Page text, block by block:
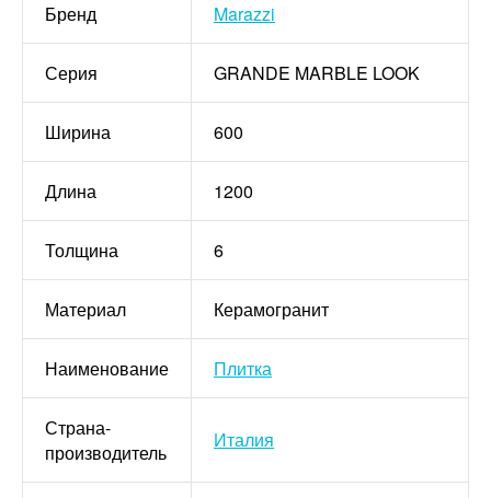
Бренд Marazzi
Серия GRANDE MARBLE LOOK
Ширина 600
Длина 1200
Толщина 6
Материал Керамогранит
Наименование Плитка
Страна-
производитель
Италия